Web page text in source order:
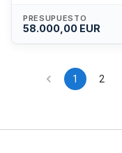
mediciones y
transferencia de
PRESUPUESTO
58.000,00 EUR
1 2